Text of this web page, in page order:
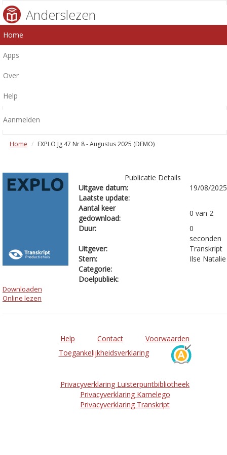
Anderslezen
Home
Apps
Over
Help
Aanmelden
Home EXPLO Jg 47 Nr 8 - Augustus 2025 (DEMO)
Publicatie Details
Uitgave datum:
19/08/2025
Laatste update:
Aantal keer
gedownload:
0 van 2
Duur:
0
seconden
Uitgever:
Transkript
Stem:
Ilse Natalie
Categorie:
Doelpubliek:
Downloaden
Online lezen
Help Contact
Voorwaarden
Toegankelijkheidsverklaring
Privacyverklaring Luisterpuntbibliotheek
Privacyverklaring Kamelego
Privacyverklaring Transkript